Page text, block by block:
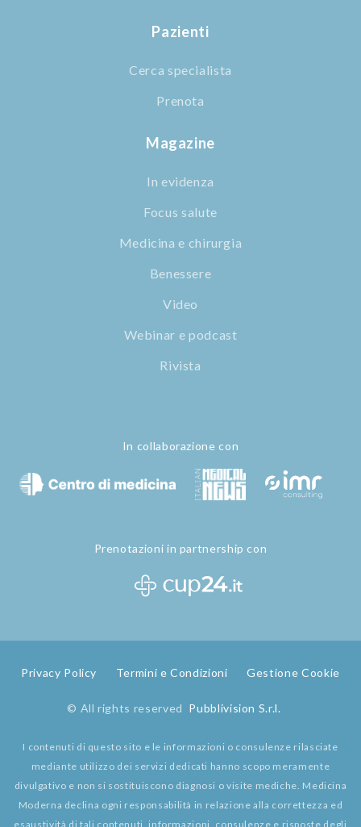
Pazienti
Cerca specialista
Prenota
Magazine
In evidenza
Focus salute
Medicina e chirurgia
Benessere
Video
Webinar e podcast
Rivista
In collaborazione con
Prenotazioni in partnership con
Privacy Policy Termini e Condizioni Gestione Cookie
© All rights reserved Pubblivision S.r.l.
I contenuti di questo sito e le informazioni o consulenze rilasciate
mediante utilizzo dei servizi dedicati hanno scopo meramente
divulgativo e non si sostituiscono diagnosi o visite mediche. Medicina
Moderna declina ogni responsabilità in relazione alla correttezza ed
esaustività di tali contenuti, informazioni, consulenze e risposte degli